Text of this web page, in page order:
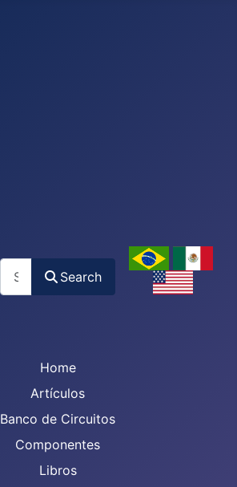
Search
Home
Artículos
Banco de Circuitos
Componentes
Libros